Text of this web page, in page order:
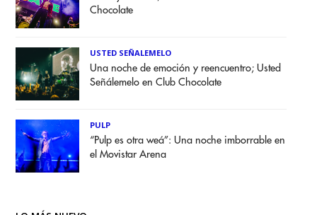
Chocolate
USTED SEÑALEMELO
Una noche de emoción y reencuentro; Usted
Señálemelo en Club Chocolate
PULP
“Pulp es otra weá”: Una noche imborrable en
el Movistar Arena